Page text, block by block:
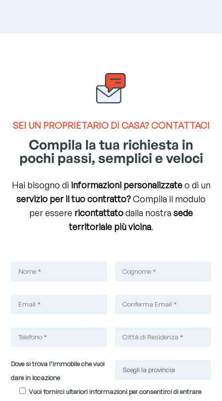
SEI UN PROPRIETARIO DI CASA?CONTATTACI
Compila la tua richiesta in
pochi passi, semplici e veloci
Hai bisogno di informazioni personalizzateo di un
servizio per il tuo contratto?Compila il modulo
per essere ricontattatodalla nostra sede
territoriale più vicina.
Dove si trova l’immobile che vuoi
dare in locazione
Vuoi fornirci ulteriori informazioni per consentirci di entrare